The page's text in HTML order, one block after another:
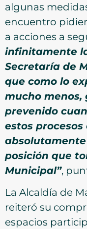
algunas
encuentro
a acciones a
infinitamente
Secretaría de
que como lo
mucho
prevenido
estos
posición que
Municipal”,
La Alcaldía de
reiteró su
espacios